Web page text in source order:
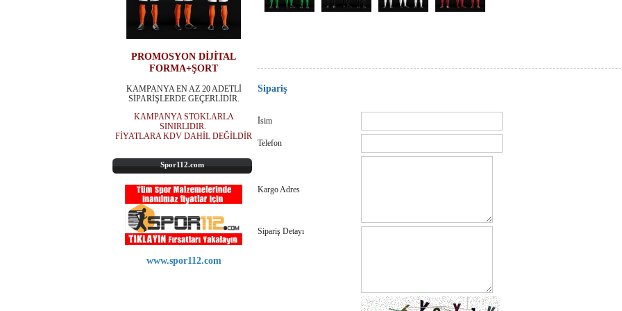
PROMOSYON DİJİTAL
FORMA+ŞORT
KAMPANYA EN AZ 20 ADETLİ
SİPARİŞLERDE GEÇERLİDİR.
KAMPANYA STOKLARLA
SINIRLIDIR.
FİYATLARA KDV DAHİL DEĞİLDİR
Spor112.com
www.spor112.com
Sipariş
İsim
Telefon
Kargo Adres
Sipariş Detayı